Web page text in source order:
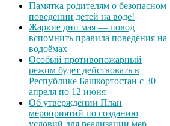
Памятка родителям о безопасном
поведении детей на воде!
Жаркие дни мая — повод
вспомнить правила поведения на
водоёмах
Особый противопожарный
режим будет действовать в
Республике Башкортостан с 30
апреля по 12 июня
Об утверждении План
мероприятий по созданию